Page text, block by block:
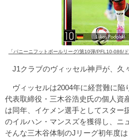
「パニーニフットボールリーグ/第10弾/PFL10-086/
J1クラブのヴィッセル神戸が、久
ヴィッセルは2004年に経営難に陥
代表取締役・三木谷浩史氏の個人資
は同年、イケメン選手としてスター
のイルハン・マンスズを獲得し、ニ
そんな三木谷体制のJリーグ初年度